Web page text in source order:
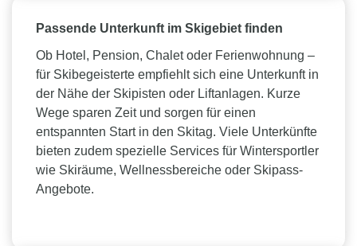
Passende Unterkunft im Skigebiet finden
Ob Hotel, Pension, Chalet oder Ferienwohnung –
für Skibegeisterte empfiehlt sich eine Unterkunft in
der Nähe der Skipisten oder Liftanlagen. Kurze
Wege sparen Zeit und sorgen für einen
entspannten Start in den Skitag. Viele Unterkünfte
bieten zudem spezielle Services für Wintersportler
wie Skiräume, Wellnessbereiche oder Skipass-
Angebote.